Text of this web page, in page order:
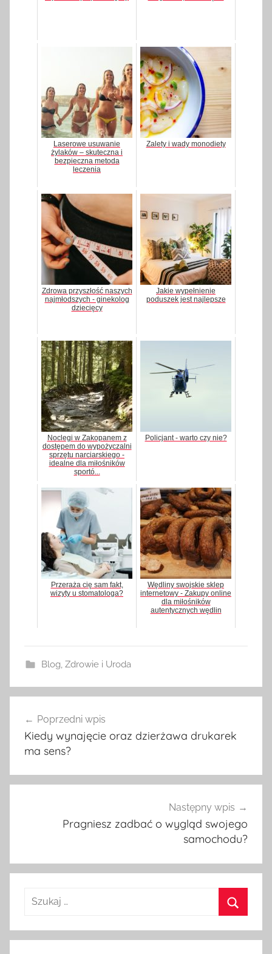
Laserowe usuwanie
żylaków – skuteczna i
bezpieczna metoda
leczenia
Zalety i wady monodiety
Zdrowa przyszłość naszych
najmłodszych - ginekolog
dziecięcy
Jakie wypełnienie
poduszek jest najlepsze
Noclegi w Zakopanem z
dostępem do wypożyczalni
sprzętu narciarskiego -
idealne dla miłośników
sportó...
Policjant - warto czy nie?
Przeraża cię sam fakt,
wizyty u stomatologa?
Wędliny swojskie sklep
internetowy - Zakupy online
dla miłośników
autentycznych wędlin
Blog, Zdrowie i Uroda
Nawigacja
wpisu
Poprzedni wpis
Kiedy wynajęcie oraz dzierżawa drukarek
ma sens?
Następny wpis
Pragniesz zadbać o wygląd swojego
samochodu?
u
z